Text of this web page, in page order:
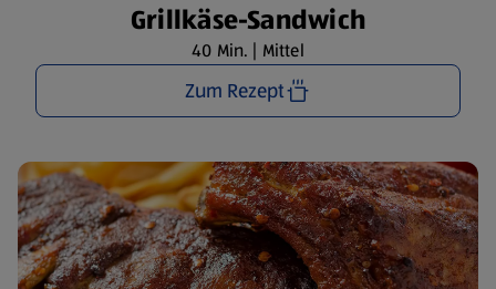
Grillkäse-Sandwich
40 Min. | Mittel
Zum Rezept